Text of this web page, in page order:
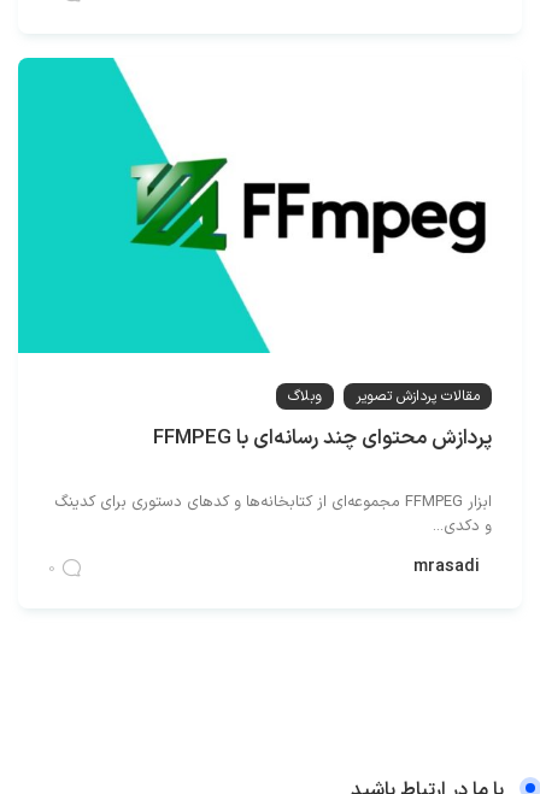
مقالات پردازش تصویر وبلاگ
پردازش محتوای چند‌ رسانه‌ای با FFMPEG
ابزار FFMPEG مجموعه‌ای از کتابخانه‌ها و کدهای دستوری برای کدینگ
و دکدی...
mrasadi
0